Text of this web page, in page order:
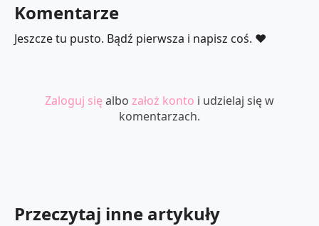
Komentarze
Jeszcze tu pusto. Bądź pierwsza i napisz coś. ❤️
Zaloguj się albo założ konto i udzielaj się w
komentarzach.
Przeczytaj inne artykuły